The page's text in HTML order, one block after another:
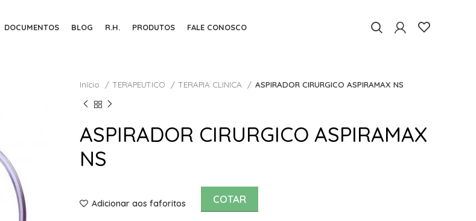
DOCUMENTOS BLOG R.H. PRODUTOS FALE CONOSCO
Início TERAPEUTICO TERAPIA CLINICA ASPIRADOR CIRURGICO ASPIRAMAX NS
ASPIRADOR CIRURGICO ASPIRAMAX
NS
Adicionar aos faforitos COTAR